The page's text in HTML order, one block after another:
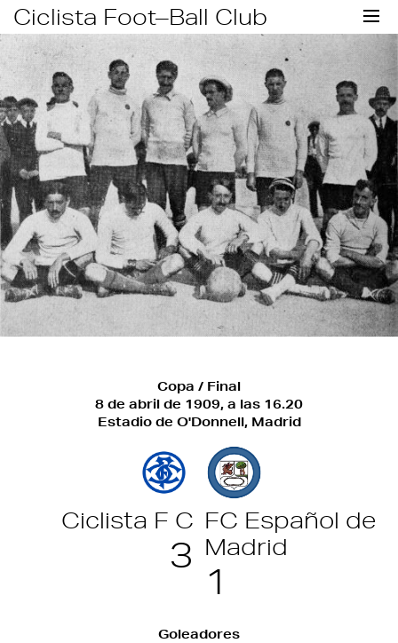
Skip
to
content
Ciclista Foot–Ball Club
Copa / Final
8 de abril de 1909, a las 16.20
Estadio de O'Donnell, Madrid
Ciclista F C
3
FC Español de
Madrid
1
Goleadores